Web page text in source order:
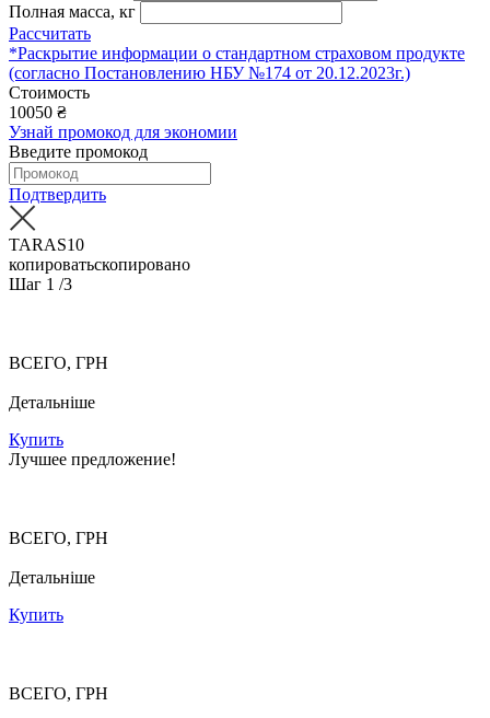
Полная масса, кг
Рассчитать
*Раскрытие информации о стандартном страховом продукте
(согласно Постановлению НБУ №174 от 20.12.2023г.)
Стоимость
10050 ₴
Узнай промокод для экономии
Введите промокод
Подтвердить
TARAS10
копироватьскопировано
Шаг 1 /3
ВСЕГО, ГРН
Детальніше
Купить
Лучшее предложение!
ВСЕГО, ГРН
Детальніше
Купить
ВСЕГО, ГРН